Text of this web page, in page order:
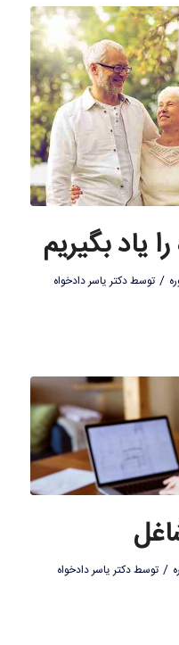
یاد بگیریم
/ توسطدکتر یاسر دادخواه
/ توسطدکتر یاسر دادخواه